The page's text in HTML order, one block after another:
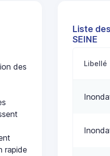
des
rapide
Liste
SEINE
Libellé